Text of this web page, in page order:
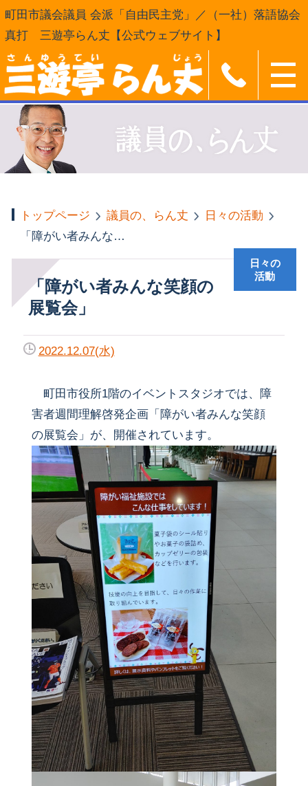
町田市議会議員 会派「自由民主党」／（一社）落語協会
真打 三遊亭らん丈【公式ウェブサイト】
トップページ 議員の、らん丈
日々の活動
「障がい者みんな笑顔の展覧会」
「障がい者みんな笑顔の
展覧会」
日々の
活動
2022.12.07(水)
町田市役所1階のイベントスタジオでは、障
害者週間理解啓発企画「障がい者みんな笑顔
の展覧会」が、開催されています。